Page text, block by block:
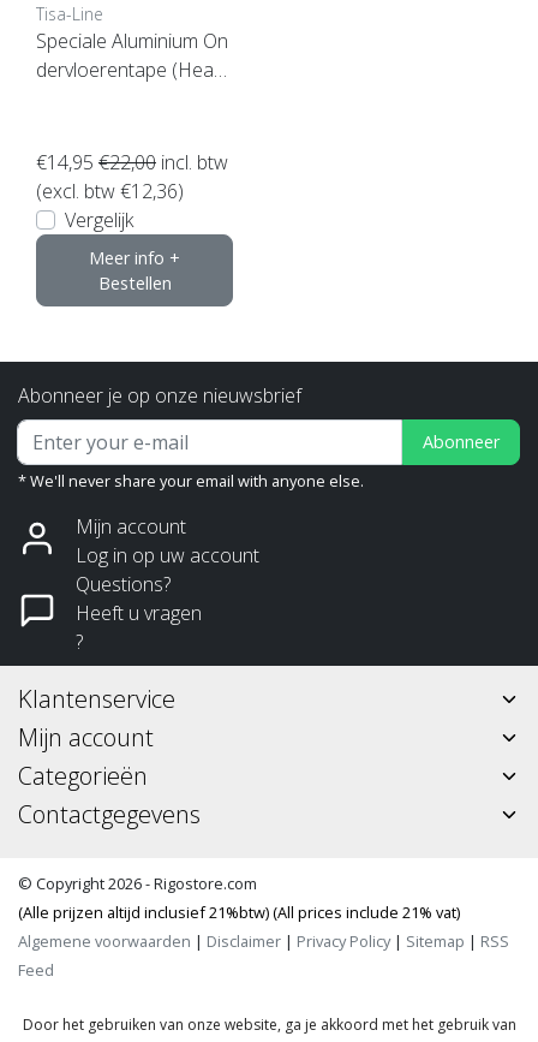
Tisa-Line
Speciale Aluminium On
dervloerentape (Heavy
€14,95 €22,00 incl. btw
(excl. btw €12,36)
Vergelijk
Meer info +
Bestellen
Abonneer je op onze nieuwsbrief
Abonneer
* We'll never share your email with anyone else.
Mijn account
Log in op uw account
Questions?
Heeft u vragen
?
Klantenservice
Mijn account
Categorieën
Contactgegevens
© Copyright 2026 - Rigostore.com
(Alle prijzen altijd inclusief 21%btw) (All prices include 21% vat)
Algemene voorwaarden | Disclaimer | Privacy Policy| Sitemap | RSS
Feed
Door het gebruiken van onze website, ga je akkoord met het gebruik van